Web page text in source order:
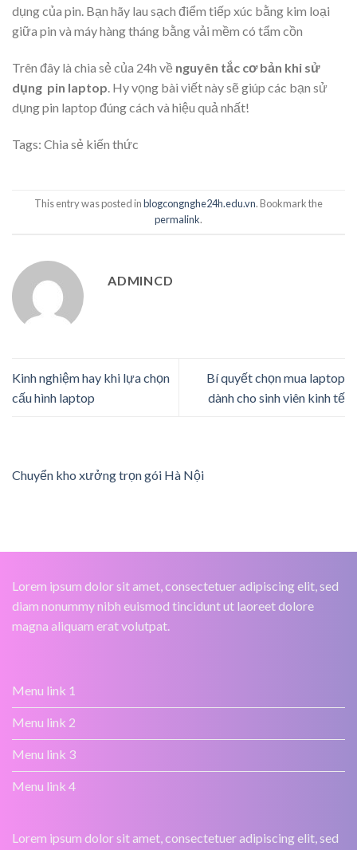
dụng của pin. Bạn hãy lau sạch điểm tiếp xúc bằng kim loại
giữa pin và máy hàng tháng bằng vải mềm có tẩm cồn
Trên đây là chia sẻ của 24h về nguyên tắc cơ bản khi sử
dụng pin laptop. Hy vọng bài viết này sẽ giúp các bạn sử
dụng pin laptop đúng cách và hiệu quả nhất!
Tags: Chia sẻ kiến thức
This entry was posted inblogcongnghe24h.edu.vn. Bookmark the
permalink.
ADMINCD
Kinh nghiệm hay khi lựa chọn
cấu hình laptop
Bí quyết chọn mua laptop
dành cho sinh viên kinh tế
Chuyển kho xưởng trọn gói Hà Nội
Lorem ipsum dolor sit amet, consectetuer adipiscing elit, sed
diam nonummy nibh euismod tincidunt ut laoreet dolore
magna aliquam erat volutpat.
Menu link 1
Menu link 2
Menu link 3
Menu link 4
Lorem ipsum dolor sit amet, consectetuer adipiscing elit, sed